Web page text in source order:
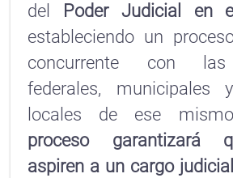
del
Poder Judicial en
estableciendo un
concurrente con las
federales, municipales
locales de ese
proceso garantizará
aspiren a un cargo